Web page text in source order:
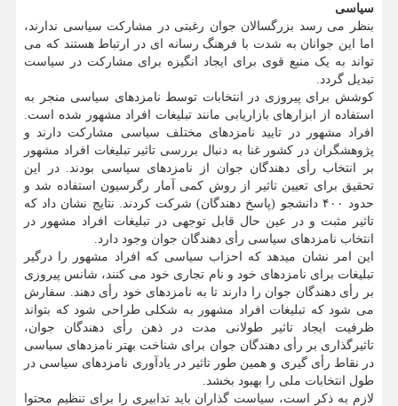
سیاسی
بنظر می رسد بزرگسالان جوان رغبتی در مشارکت سیاسی ندارند،
اما این جوانان به شدت با فرهنگ رسانه ای در ارتباط هستند که می
تواند به یک منبع قوی برای ایجاد انگیزه برای مشارکت در سیاست
تبدیل گردد.
کوشش برای پیروزی در انتخابات توسط نامزدهای سیاسی منجر به
استفاده از ابزارهای بازاریابی مانند تبلیغات افراد مشهور شده است.
افراد مشهور در تایید نامزدهای مختلف سیاسی مشارکت دارند و
پژوهشگران در کشور غنا به دنبال بررسی تاثیر تبلیغات افراد مشهور
بر انتخاب رأی دهندگان جوان از نامزدهای سیاسی بودند. در این
تحقیق برای تعیین تاثیر از روش کمی آمار رگرسیون استفاده شد و
حدود ۴۰۰ دانشجو (پاسخ دهندگان) شرکت کردند. نتایج نشان داد که
تاثیر مثبت و در عین حال قابل توجهی در تبلیغات افراد مشهور در
انتخاب نامزدهای سیاسی رأی دهندگان جوان وجود دارد.
این امر نشان میدهد که احزاب سیاسی که افراد مشهور را درگیر
تبلیغات برای نامزدهای خود و نام تجاری خود می کنند، شانس پیروزی
بر رأی دهندگان جوان را دارند تا به نامزدهای خود رأی دهند. سفارش
می شود که تبلیغات افراد مشهور به شکلی طراحی شود که بتواند
ظرفیت ایجاد تاثیر طولانی مدت در ذهن رأی دهندگان جوان،
تاثیرگذاری بر رأی دهندگان جوان برای شناخت بهتر نامزدهای سیاسی
در نقاط رأی گیری و همین طور تاثیر در یادآوری نامزدهای سیاسی در
طول انتخابات ملی را بهبود بخشد.
لازم به ذکر است، سیاست گذاران باید تدابیری را برای تنظیم محتوا